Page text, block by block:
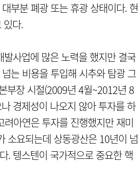
부분 폐광 또는 휴광 상태이다. 현
있다.
사업에 많은 노력을 했지만 결국
는 비용을 투입해 시추와 탐광 그
부장 시절(2009년 4월~2012년 8
경제성이 나오지 않아 투자를 하
아연은 투자를 진행했지만 재미
소요되는데 상동광산은 10년이 넘
. 텡스텐이 국가적으로 중요한 핵